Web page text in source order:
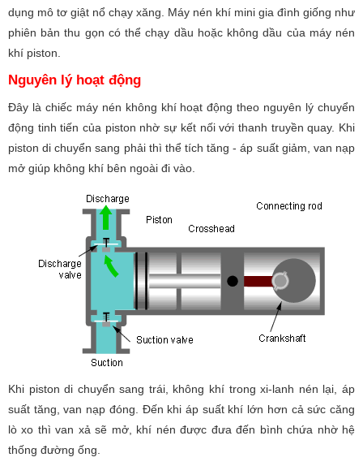
dụng mô tơ giật nổ chạy xăng. Máy nén khí mini gia đình giống như
phiên bản thu gọn có thể chạy dầu hoặc không dầu của máy nén
khí piston.
Nguyên lý hoạt động
Đây là chiếc máy nén không khí hoạt động theo nguyên lý chuyển
động tinh tiến của piston nhờ sự kết nối với thanh truyền quay. Khi
piston di chuyển sang phải thì thể tích tăng - áp suất giảm, van nạp
mở giúp không khí bên ngoài đi vào.
Khi piston di chuyển sang trái, không khí trong xi-lanh nén lại, áp
suất tăng, van nạp đóng. Đến khi áp suất khí lớn hơn cả sức căng
lò xo thì van xả sẽ mở, khí nén được đưa đến bình chứa nhờ hệ
thống đường ống.